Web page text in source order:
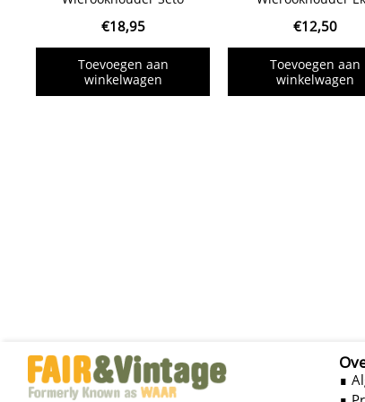
€18,95
Toevoegen aan
winkelwagen
€12,50
Toevoegen aan
winkelwagen
∎